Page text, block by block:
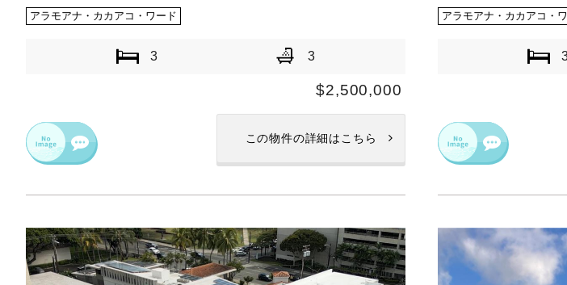
アラモアナ・カカアコ・ワード
3 3
$2,500,000
この物件の詳細はこちら
アラモアナ・カカアコ・